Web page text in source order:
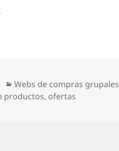
Categorías
Webs de compras grupales
productos, ofertas